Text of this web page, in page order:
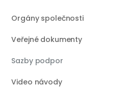
Orgány společnosti
Veřejné dokumenty
Sazby podpor
Video návody